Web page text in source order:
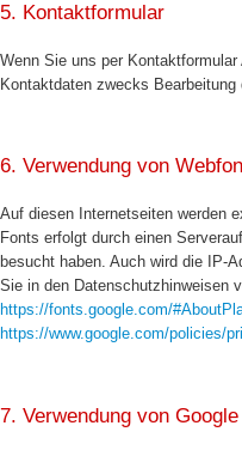
5. Kontaktformular
Wenn Sie uns per
Kontaktdaten zwecks
6. Verwendung von
Auf diesen Internetseiten werden
Fonts erfolgt durch einen
besucht haben. Auch wird die IP-
Sie in den Datenschutzhinweisen
https://fonts.google.com/
https://www.google.com/policies/
7. Verwendung von